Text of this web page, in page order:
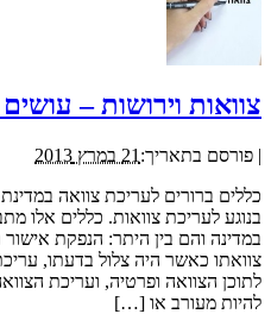
צוואות וירושות –
| פורסם בתאריך: 21 במרץ 2013
כללים ברורים לעריכת צוואה
בנוגע לעריכת צוואות. כללים אלו
במדינה והם בין היתר: הנפקת
צוואתו כאשר היה צלול בדעתו,
לתוכן הצוואה ופרטיה, ועריכת
להיות מעורב או […]